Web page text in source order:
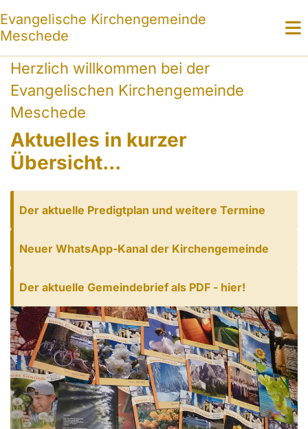
Evangelische Kirchengemeinde
Meschede
Herzlich willkommen bei der
Evangelischen Kirchengemeinde
Meschede
Aktuelles in kurzer
Übersicht...
Der aktuelle Predigtplan und weitere Termine
Neuer WhatsApp-Kanal der Kirchengemeinde
Der aktuelle Gemeindebrief als PDF - hier!